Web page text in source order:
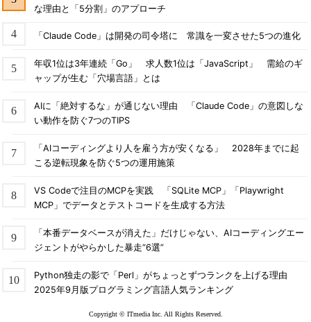
な理由と「5分割」のアプローチ
「Claude Code」は開発の司令塔に 常識を一変させた5つの進化
年収1位は3年連続「Go」 求人数1位は「JavaScript」 需給のギ
ャップが生む「穴場言語」とは
AIに「絶対するな」が通じない理由 「Claude Code」の意図しな
い動作を防ぐ7つのTIPS
「AIコーディングより人を雇う方が安くなる」 2028年までに起
こる逆転現象を防ぐ5つの運用施策
VS Codeで注目のMCPを実践 「SQLite MCP」「Playwright
MCP」でデータとテストコードを生成する方法
「本番データベースが消えた」だけじゃない、AIコーディングエー
ジェントがやらかした暴走“6選”
Python独走の影で「Perl」がちょっとずつランクを上げる理由
2025年9月版プログラミング言語人気ランキング
Copyright © ITmedia Inc. All Rights Reserved.